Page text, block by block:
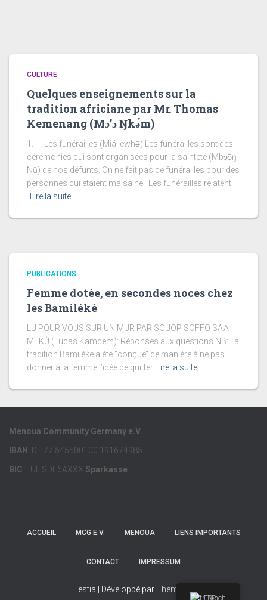
CULTURE
Quelques enseignements sur la
tradition africiane par Mr. Thomas
Kemenang (Mɔ’ɔ Ŋkǝ́m)
1. Les funérailles (Miá lewhʉ̄) Les funérailles sont des
cérémonies qui sont organisées pour la sainteté (Mbɔɔ̄ŋ
Nū) de nos défunts. On ne fait pas de funérailles pour des
personnes qui étaient malsaine. Les funérailles relatent
Lire la suite
PUBLICATIONS
Femme dotée, en secondes noces chez
les Bamiléké
LU POUR VOUS SUR UN MUR PAR SOUOP SOFFO SA’A
MEKÙ (Lucas Kamdem): Réponses aux questions NB: La
tradition Bamiléké a été ‘’conçue’’ de manière à ne pas
donner à la femme l’idée de quitter Lire la suite
Menoua Community Germany e.V.
IBAN : DE 77 545500100 191674985
BIC: LUHSDE6AXXX Sparkasse
ACCUEIL MCG E.V. MENOUA LIENS IMPORTANTS
CONTACT IMPRESSUM
Hestia | Développé parThemeIsle
French